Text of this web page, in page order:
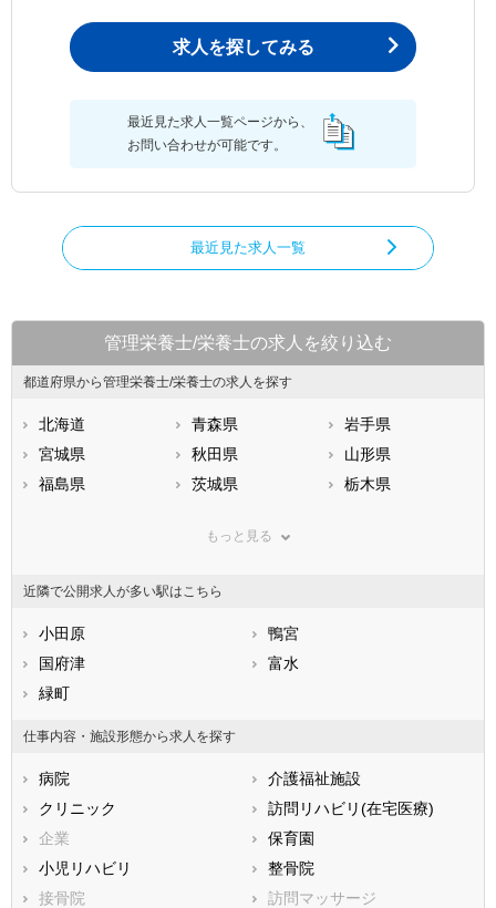
求人を探してみる
最近見た求人一覧ページから、
お問い合わせが可能です。
最近見た求人一覧
管理栄養士/栄養士の求人を絞り込む
都道府県から管理栄養士/栄養士の求人を探す
北海道 青森県
岩手県
宮城県
秋田県
山形県
福島県
茨城県
栃木県
神奈川県
石川県
福井県
静岡県
滋賀県
兵庫県
香川県
高知県
福岡県
長崎県
熊本県
鹿児島県
もっと見る
近隣で公開求人が多い駅はこちら
小田原
鴨宮
国府津
富水
緑町
仕事内容・施設形態から求人を探す
病院
介護福祉施設
クリニック
訪問リハビリ(在宅医療)
企業
保育園
小児リハビリ
整骨院
接骨院
訪問マッサージ